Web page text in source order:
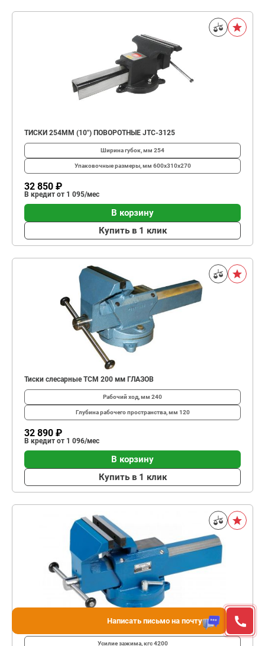
ТИСКИ 254ММ (10") ПОВОРОТНЫЕ JTC-3125
Ширина губок, мм 254
Упаковочные размеры, мм 600х310х270
32 850 ₽
В кредит от 1 095/мес
В корзину
Купить в 1 клик
Тиски слесарные TCМ 200 мм ГЛАЗОВ
Рабочий ход, мм 240
Глубина рабо­чего простран­ства, мм 120
32 890 ₽
В кредит от 1 096/мес
В корзину
Купить в 1 клик
Усилие зажима, кгс4200
Написать письмо на почту